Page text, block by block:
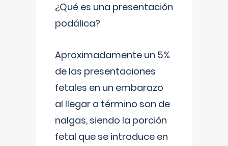
¿Qué es una presentación
podálica?
Aproximadamente un 5%
de las presentaciones
fetales en un embarazo
al llegar a término son de
nalgas, siendo la porción
fetal que se introduce en